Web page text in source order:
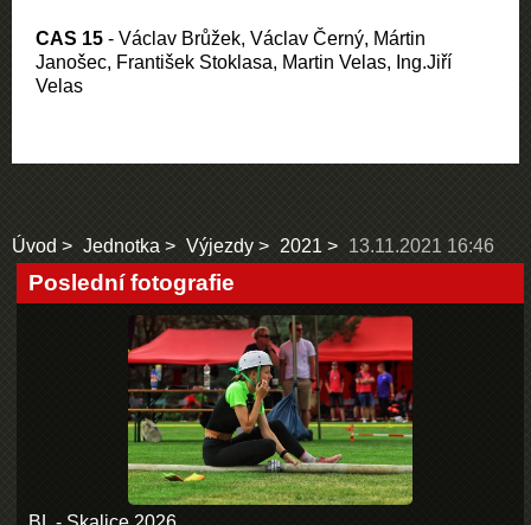
CAS 15 - Václav Brůžek, Václav Černý, Mártin
Janošec, František Stoklasa, Martin Velas, Ing.Jiří
Velas
Úvod Jednotka Výjezdy 2021 13.11.2021 16:46
Poslední fotografie